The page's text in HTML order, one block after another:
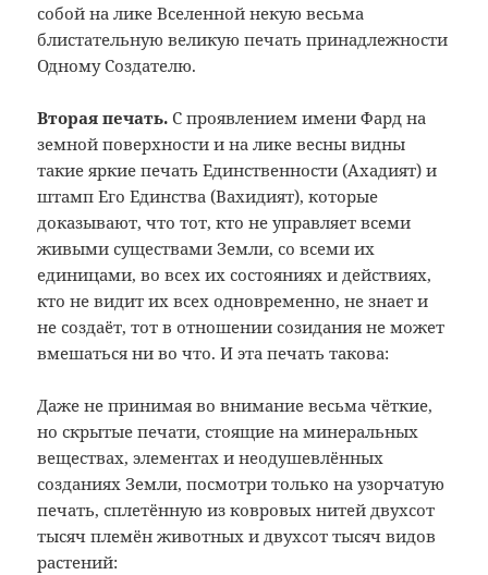
собой на лике Вселенной некую весьма
блистательную великую печать принадлежности
Одному Создателю.
Вторая печать.С проявлением имени Фард на
земной поверхности и на лике весны видны
такие яркие печать Единственности (Ахадият) и
штамп Его Единства (Вахидият), которые
доказывают, что тот, кто не управляет всеми
живыми существами Земли, со всеми их
единицами, во всех их состояниях и действиях,
кто не видит их всех одновременно, не знает и
не создаёт, тот в отношении созидания не может
вмешаться ни во что. И эта печать такова:
Даже не принимая во внимание весьма чёткие,
но скрытые печати, стоящие на минеральных
веществах, элементах и неодушевлённых
созданиях Земли, посмотри только на узорчатую
печать, сплетённую из ковровых нитей двухсот
тысяч племён животных и двухсот тысяч видов
растений: